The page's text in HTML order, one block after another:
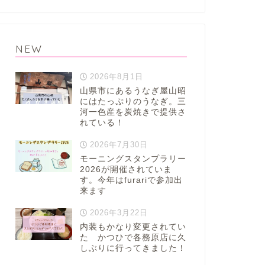
NEW
2026年8月1日
山県市にあるうなぎ屋山昭
にはたっぷりのうなぎ。三
河一色産を炭焼きで提供さ
れている！
2026年7月30日
モーニングスタンプラリー
2026が開催されていま
す。今年はfurariで参加出
来ます
2026年3月22日
内装もかなり変更されてい
た かつひで各務原店に久
しぶりに行ってきました！